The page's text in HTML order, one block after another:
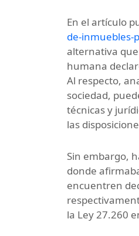
En el artículo
de-inmuebles-
alternativa
humana
Al respecto,
sociedad,
técnicas y
las
Sin embargo,
donde
encuentren
la Ley 27.260